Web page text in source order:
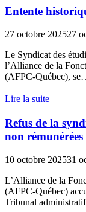
Entente
27 octobre 202527
Le Syndicat des
l’Alliance de la
(AFPC-Québec),
Lire la suite
Refus de la
non
10 octobre 202531
L’Alliance de la
(AFPC-Québec)
Tribunal